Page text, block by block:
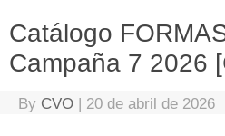
Catálogo
Campaña 7 2026
By CVO | 20 de abril de 2026